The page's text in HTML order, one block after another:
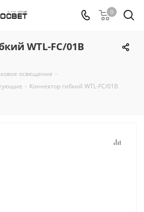
0
WTL-FC/01B
освещение -
- Коннектор гибкий WTL-FC/01B